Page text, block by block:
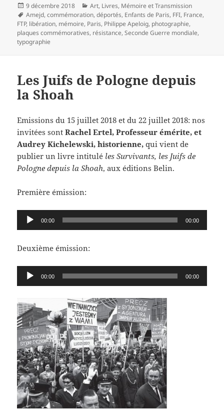
Publié
le
9 décembre 2018 Catégories
Art, Livres, Mémoire et Transmission
Mots-
clés
Amejd,commémoration,déportés, Enfants de Paris, FFI, France,
FTP, libération, mémoire, Paris, Philippe Apeloig, photographie,
plaques commémoratives, résistance,Seconde Guerre mondiale,
typographie
Les Juifs de Pologne depuis
la Shoah
Emissions du 15 juillet 2018 et du 22 juillet 2018: nos
invitées sontRachel Ertel, Professeur émérite, et
Audrey Kichelewski, historienne, qui vient de
publier un livre intitulé les Survivants, les Juifs de
Pologne depuis la Shoah, aux éditions Belin.
Première émission:
Lecteur 00:00 00:00
Deuxième émission:
Lecteur 00:00 00:00